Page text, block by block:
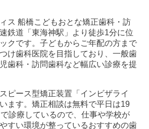
ス 船橋こどもおとな矯正歯科・訪
鉄道「東海神駅」より徒歩1分に位
クです。子どもからご年配の方まで
け歯科医院を目指しており、一般歯
歯科・訪問歯科など幅広い診療を提
ピース型矯正装置「インビザライ
ます。矯正相談は無料で平日は19
診療しているので、仕事や学校が
すい環境が整っているおすすめの歯